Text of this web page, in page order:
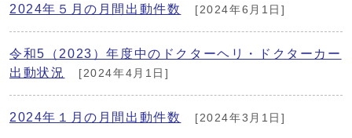
2024年５月の月間出動件数 [2024年6月1日]
令和5（2023）年度中のドクターヘリ・ドクターカー
出動状況
[2024年4月1日]
2024年１月の月間出動件数 [2024年3月1日]